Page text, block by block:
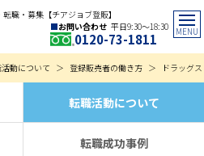
職・募集【チアジョブ登販】
お問い合わせ 平日9:30〜18:30
0120-73-1811
動について 登録販売者の働き方 ドラッグ
転職活動について
転職成功事例